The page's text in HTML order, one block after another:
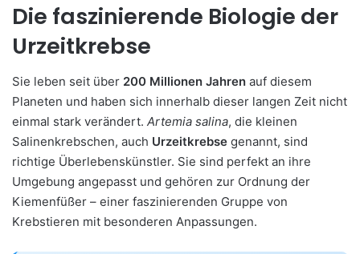
Die faszinierende Biologie der
Urzeitkrebse
Sie leben seit über 200 Millionen Jahren auf diesem
Planeten und haben sich innerhalb dieser langen Zeit nicht
einmal stark verändert. Artemia salina, die kleinen
Salinenkrebschen, auch Urzeitkrebse genannt, sind
richtige Überlebenskünstler. Sie sind perfekt an ihre
Umgebung angepasst und gehören zur Ordnung der
Kiemenfüßer – einer faszinierenden Gruppe von
Krebstieren mit besonderen Anpassungen.